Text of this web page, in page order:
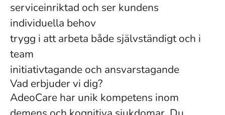
serviceinriktad och ser kundens
individuella behov
trygg i att arbeta både självständigt och i
team
initiativtagande och ansvarstagande
Vad erbjuder vi dig?
AdeoCare har unik kompetens inom